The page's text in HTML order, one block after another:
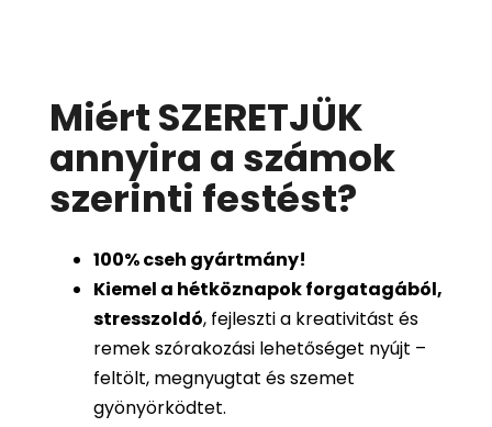
Miért SZERETJÜK
annyira a számok
szerinti festést?
100%cseh gyártmány!
Kiemel a hétköznapok forgatagából,
stresszoldó, fejleszti a kreativitást és
remek szórakozási lehetőséget nyújt –
feltölt, megnyugtat és szemet
gyönyörködtet.